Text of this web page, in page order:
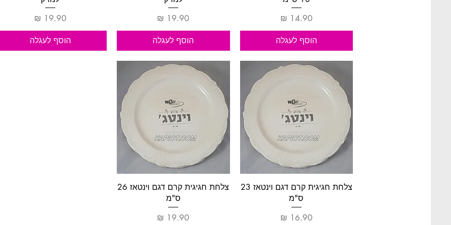
מחיר
‏14.90 ‏₪
הוסף לעגלה
מחיר
הוסף לעגלה
מחיר
‏19.90 ‏₪
הוסף לעגלה
תצוגה מהירה
צלחת חגיגית קרם דגם וינטאז 23
ס"מ
מחיר
‏16.90 ‏₪
תצוגה מהירה
צלחת חגיגית קרם דגם וינטאז 26
ס"מ
מחיר